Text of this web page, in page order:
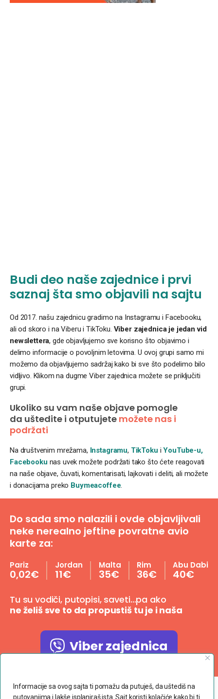
Informacije sa ovog sajta ti pomažu da putuješ, da uštediš na
putovanjima i lakše isplaniraš ista. Sajt koristi kolačiće kako bi ti
Budi deo naše zajednice i prvi
saznaj šta smo objavili na sajtu
Od 2017. našu zajednicu gradimo na Instagramu i Facebooku,
ali od skoro i na Viberu i TikToku. Viber zajednica je jedan vid
newslettera, gde objavljujemo sve korisno što objavimo i
delimo informacije o povoljnim letovima. U ovoj grupi samo mi
možemo da objavljujemo sadržaj kako bi sve što podelimo bilo
vidljivo. Klikom na dugme Viber zajednica možete se priključiti
grupi.
Ukoliko su vam naše objave pomogle
da uštedite i otputujete možete nas i
podržati
Na društvenim mrežama, Instagramu, TikToku iYouTube-u,
Facebooku nas uvek možete podržati tako što ćete reagovati
na naše objave, čuvati, komentarisati, lajkovati i deliti, ali možete
i donacijama preko Buymeacoffee.
Do sada smo nalazili i ovde objavljivali
neke nerealno jeftine povratne avio
karte za:
Pariz
0,02€
Jordan
11€
Malta
35€
Rim
36€
Abu Dabi
40€
Tu su vodiči, putopisi, saveti…pa ako
ne želiš sve to da propustiš tu je i naša
Viber zajednica